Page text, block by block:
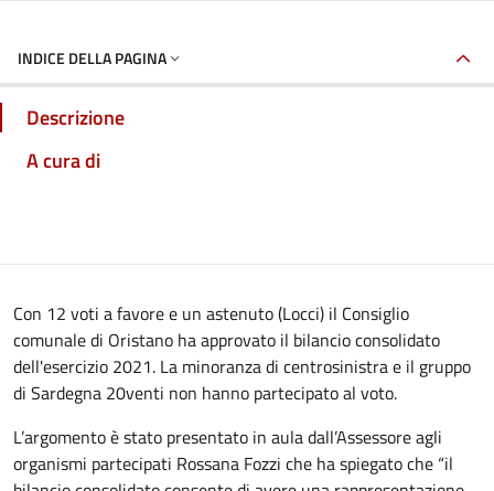
INDICE DELLA PAGINA
Descrizione
A cura di
Con 12 voti a favore e un astenuto (Locci) il Consiglio
comunale di Oristano ha approvato il bilancio consolidato
dell'esercizio 2021. La minoranza di centrosinistra e il gruppo
di Sardegna 20venti non hanno partecipato al voto.
L’argomento è stato presentato in aula dall’Assessore agli
organismi partecipati Rossana Fozzi che ha spiegato che “il